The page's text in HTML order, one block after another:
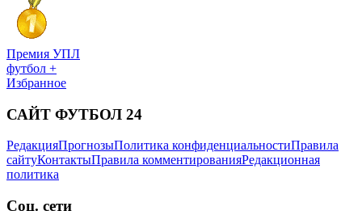
Премия УПЛ
футбол +
Избранное
САЙТ ФУТБОЛ 24
РедакцияПрогнозыПолитика конфиденциальностиПравила
сайтуКонтактыПравила комментированияРедакционная
политика
Соц. сети